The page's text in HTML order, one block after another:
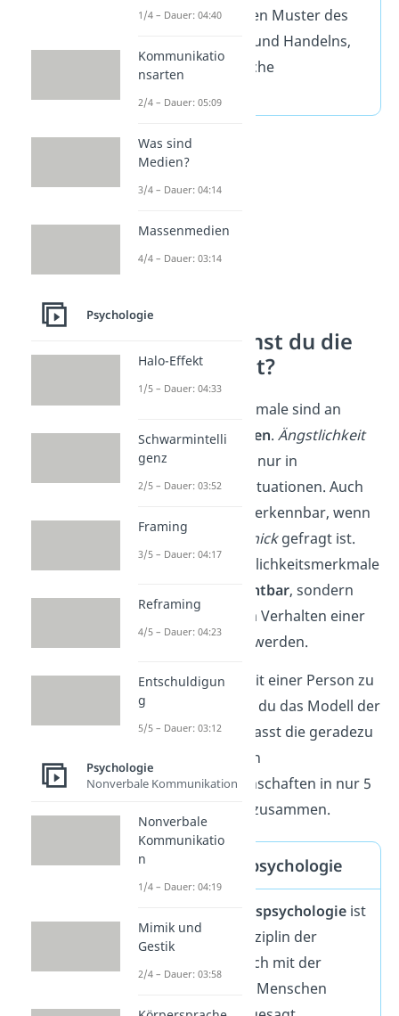
Person. Dazu zählen Muster des
Denkens, Fühlens und Handelns,
sowie die körperliche
Woran erkennst du die
Persönlichkeit?
Persönlichkeitsmerkmale sind an
Situationen gebunden. Ängstlichkeit
zeigt sich schließlich nur in
angstauslösenden
Situationen. Auch
wird erst erkennbar, wenn
beispielsweise
Geschickgefragt ist.
Deshalb sind Persönlichkeitsmerkmale
nicht direkt beobachtbar, sondern
können nur aus dem Verhalten einer
Person erschlossen werden.
Um die Persönlichkeit einer Person zu
beschreiben
, kannst du das Modell der
Big Fivenutzen. Es fasst die geradezu
unendliche Anzahl an
Persönlichkeitseigenschaften in nur 5
Grunddimensionen zusammen.
Persönlichkeitspsychologie
Persönlichkeitspsychologieist
die Grundlagendisziplin der
Psychologie, die sich mit der
Persönlichkeit der Menschen
1/4 – Dauer: 04:40
Kommunikatio
nsarten
2/4 – Dauer: 05:09
Was sind
Medien?
3/4 – Dauer: 04:14
Massenmedien
4/4 – Dauer: 03:14
Psychologie
Halo-Effekt
1/5 – Dauer: 04:33
Schwarmintelli
genz
2/5 – Dauer: 03:52
Framing
3/5 – Dauer: 04:17
Reframing
4/5 – Dauer: 04:23
Entschuldigun
g
5/5 – Dauer: 03:12
Psychologie
Nonverbale Kommunikation
Nonverbale
Kommunikatio
n
1/4 – Dauer: 04:19
Mimik und
Gestik
2/4 – Dauer: 03:58